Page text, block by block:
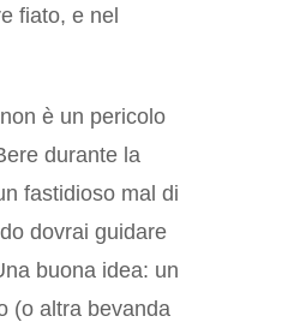
fiato, e nel
è un pericolo
durante la
fastidioso mal di
dovrai guidare
buona idea: un
(o altra bevanda